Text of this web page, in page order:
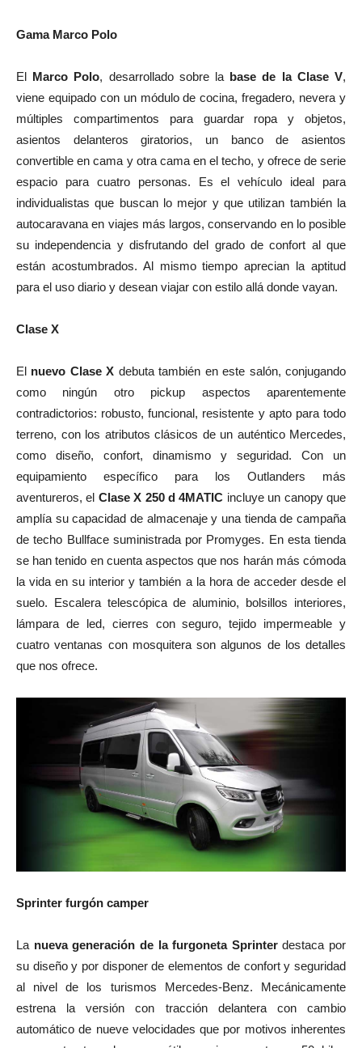
Gama Marco Polo
El Marco Polo, desarrollado sobre la base de la Clase V,
viene equipado con un módulo de cocina, fregadero, nevera y
múltiples compartimentos para guardar ropa y objetos,
asientos delanteros giratorios, un banco de asientos
convertible en cama y otra cama en el techo, y ofrece de serie
espacio para cuatro personas. Es el vehículo ideal para
individualistas que buscan lo mejor y que utilizan también la
autocaravana en viajes más largos, conservando en lo posible
su independencia y disfrutando del grado de confort al que
están acostumbrados. Al mismo tiempo aprecian la aptitud
para el uso diario y desean viajar con estilo allá donde vayan.
Clase X
El nuevo Clase X debuta también en este salón, conjugando
como ningún otro pickup aspectos aparentemente
contradictorios: robusto, funcional, resistente y apto para todo
terreno, con los atributos clásicos de un auténtico Mercedes,
como diseño, confort, dinamismo y seguridad. Con un
equipamiento específico para los Outlanders más
aventureros, el Clase X 250 d 4MATIC incluye un canopy que
amplía su capacidad de almacenaje y una tienda de campaña
de techo Bullface suministrada por Promyges. En esta tienda
se han tenido en cuenta aspectos que nos harán más cómoda
la vida en su interior y también a la hora de acceder desde el
suelo. Escalera telescópica de aluminio, bolsillos interiores,
lámpara de led, cierres con seguro, tejido impermeable y
cuatro ventanas con mosquitera son algunos de los detalles
que nos ofrece.
Sprinter furgón camper
La nueva generación de la furgoneta Sprinterdestaca por
su diseño y por disponer de elementos de confort y seguridad
al nivel de los turismos Mercedes-Benz. Mecánicamente
estrena la versión con tracción delantera con cambio
automático de nueve velocidades que por motivos inherentes